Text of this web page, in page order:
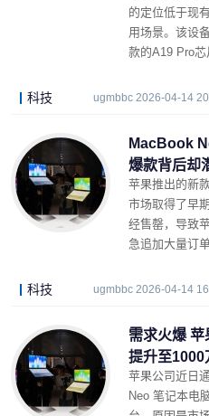
的定位低于现
用场景。该设
款的A19 Pro芯
科技 ugmbbc 2026-04-14
MacBook
爆款背后却
苹果推出的新
市场取得了早
经售罄，导致
急追加大量订单
科技 ugmbbc 2026-04-14
需求火爆
提升至1000
苹果公司近日
Neo 笔记本电